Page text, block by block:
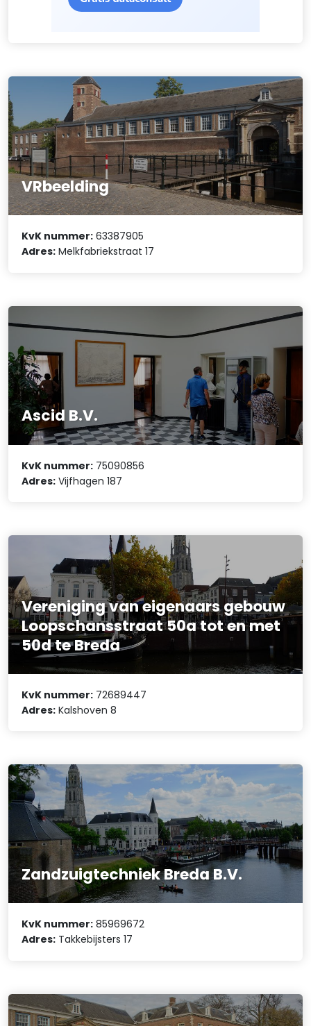
VRbeelding
KvK nummer: 63387905
Adres: Melkfabriekstraat 17
Ascid B.V.
KvK nummer: 75090856
Adres: Vijfhagen 187
Vereniging van eigenaars gebouw
Loopschansstraat 50a tot en met
50d te Breda
KvK nummer: 72689447
Adres: Kalshoven 8
Zandzuigtechniek Breda B.V.
KvK nummer: 85969672
Adres: Takkebijsters 17